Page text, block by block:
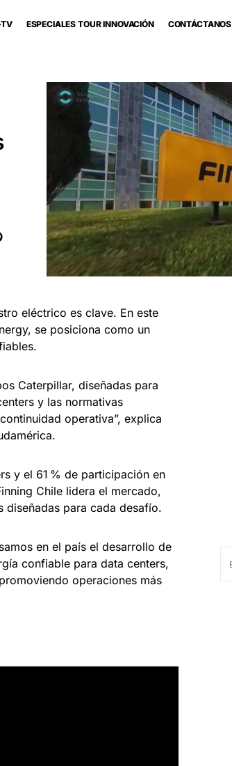
ESPECIALES TOUR INNOVACIÓN CONTÁCTANOS
eléctrico es clave. En este
se posiciona como un
Caterpillar, diseñadas para
y las normativas
operativa”, explica
y el 61 % de participación en
Chile lidera el mercado,
diseñadas para cada desafío.
en el país el desarrollo de
confiable para data centers,
operaciones más